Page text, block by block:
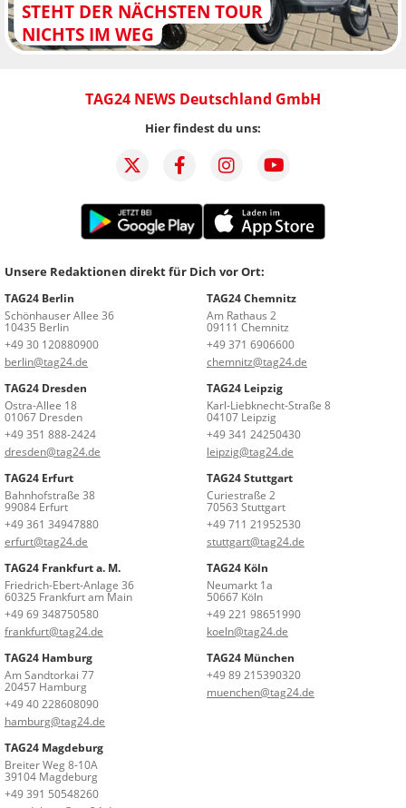
STEHT DER NÄCHSTEN TOUR
NICHTS IM WEG
TAG24 NEWS Deutschland GmbH
Hier findest du uns:
Unsere Redaktionen direkt für Dich vor Ort:
TAG24 Berlin
Schönhauser Allee 36
10435 Berlin
+49 30 120880900
berlin@tag24.de
TAG24 Chemnitz
Am Rathaus 2
09111 Chemnitz
+49 371 6906600
chemnitz@tag24.de
TAG24 Dresden
Ostra-Allee 18
01067 Dresden
+49 351 888-2424
dresden@tag24.de
TAG24 Leipzig
Karl-Liebknecht-Straße 8
04107 Leipzig
+49 341 24250430
leipzig@tag24.de
TAG24 Erfurt
Bahnhofstraße 38
99084 Erfurt
+49 361 34947880
erfurt@tag24.de
TAG24 Stuttgart
Curiestraße 2
70563 Stuttgart
+49 711 21952530
stuttgart@tag24.de
TAG24 Frankfurt a. M.
Friedrich-Ebert-Anlage 36
60325 Frankfurt am Main
+49 69 348750580
frankfurt@tag24.de
TAG24 Köln
Neumarkt 1a
50667 Köln
+49 221 98651990
koeln@tag24.de
TAG24 Hamburg
Am Sandtorkai 77
20457 Hamburg
+49 40 228608090
hamburg@tag24.de
TAG24 München
+49 89 215390320
muenchen@tag24.de
TAG24 Magdeburg
Breiter Weg 8-10A
39104 Magdeburg
+49 391 50548260